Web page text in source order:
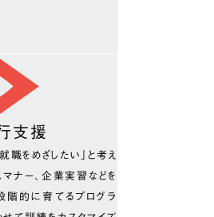
支援
職をめざしたい」と考え
マナー、企業実習などを
階的に育てるプログラ